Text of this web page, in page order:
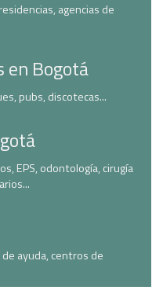
agencias de
en Bogotá
pubs, discotecas...
EPS, odontología, cirugía
ayuda, centros de